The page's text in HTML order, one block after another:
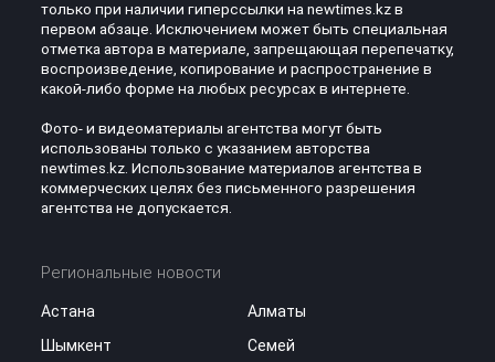
только при наличии гиперссылки на newtimes.kz в
первом абзаце. Исключением может быть специальная
отметка автора в материале, запрещающая перепечатку,
воспроизведение, копирование и распространение в
какой-либо форме на любых ресурсах в интернете.
Фото- и видеоматериалы агентства могут быть
использованы только с указанием авторства
newtimes.kz. Использование материалов агентства в
коммерческих целях без письменного разрешения
агентства не допускается.
Региональные новости
Астана
Алматы
Шымкент
Семей